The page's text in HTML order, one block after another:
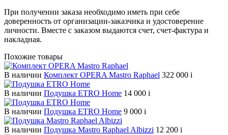
При получении заказа необходимо иметь при себе
доверенность от организации-заказчика и удостоверение
личности. Вместе с заказом выдаются счет, счет-фактура и
накладная.
Похожие товары
В наличии Комплект OPERA Mastro Raphael 322 000 i
В наличии Подушка ETRO Home 14 000 i
В наличии Подушка ETRO Home 9 000 i
В наличии Подушка Mastro Raphael Albizzi 12 200 i